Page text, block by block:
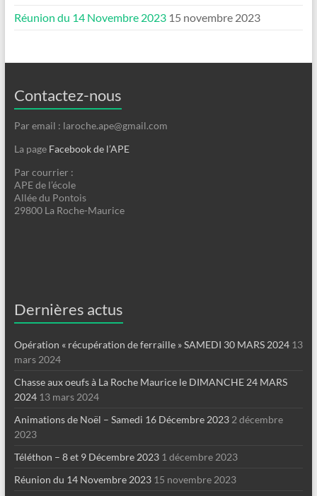
Réunion du 14 Novembre 2023 15 novembre 2023
Contactez-nous
Par email : laroche.ape@gmail.com
La page Facebook de l’APE
Par courrier :
APE de l’école
Allée du Pontois
29800 La Roche-Maurice
Dernières actus
Opération « récupération de ferraille » SAMEDI 30 MARS 2024 13
mars 2024
Chasse aux oeufs à La Roche Maurice le DIMANCHE 24 MARS
2024 13 mars 2024
Animations de Noël – Samedi 16 Décembre 2023 2 décembre
2023
Téléthon – 8 et 9 Décembre 2023 1 décembre 2023
Réunion du 14 Novembre 2023 15 novembre 2023